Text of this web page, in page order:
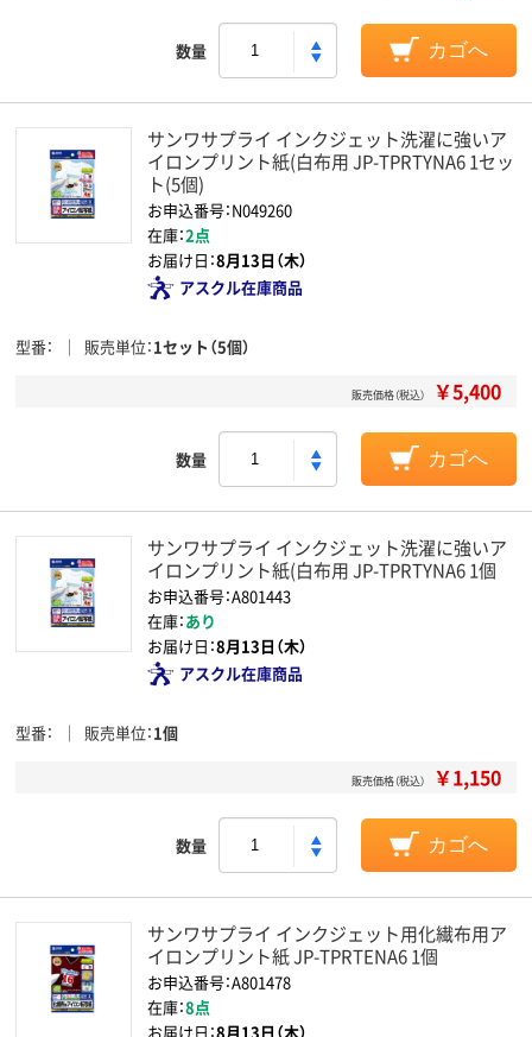
数量 カゴへ
サンワサプライ インクジェット洗濯に強いア
イロンプリント紙(白布用 JP-TPRTYNA6 1セッ
ト(5個)
お申込番号：N049260
在庫：2点
お届け日：8月13日（木）
アスクル在庫商品
型番 販売単位 1セット（5個）
販売価格（税込） ￥5,400
数量 カゴへ
サンワサプライ インクジェット洗濯に強いア
イロンプリント紙(白布用 JP-TPRTYNA6 1個
お申込番号：A801443
在庫：あり
お届け日：8月13日（木）
アスクル在庫商品
型番 販売単位 1個
販売価格（税込） ￥1,150
数量 カゴへ
サンワサプライ インクジェット用化繊布用ア
イロンプリント紙 JP-TPRTENA6 1個
お申込番号：A801478
在庫：8点
お届け日：8月13日（木）